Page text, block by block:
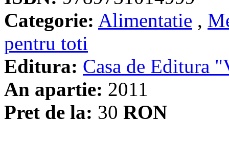
Categorie: Alimentatie ,
pentru toti
Editura: Casa de Editura
An apartie: 2011
Pret de la: 30 RON